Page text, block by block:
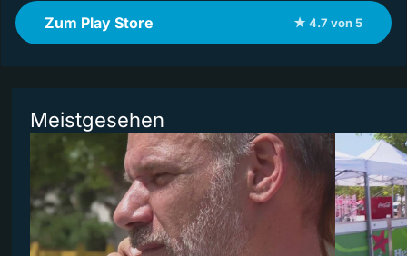
Zum Play Store ★ 4.7 von 5
Meistgesehen